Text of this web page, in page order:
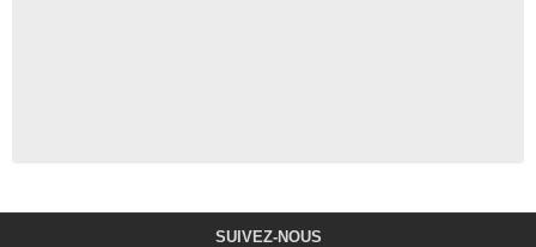
SUIVEZ-NOUS